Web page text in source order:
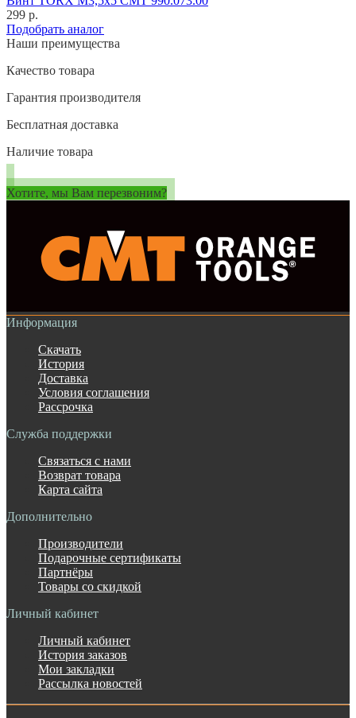
299 р.
Подобрать аналог
Наши преимущества
Качество товара
Гарантия производителя
Бесплатная доставка
Наличие товара
Хотите, мы Вам перезвоним?
Информация
Скачать
История
Доставка
Условия соглашения
Рассрочка
Служба поддержки
Связаться с нами
Возврат товара
Карта сайта
Дополнительно
Производители
Подарочные сертификаты
Партнёры
Товары со скидкой
Личный кабинет
Личный кабинет
История заказов
Мои закладки
Рассылка новостей